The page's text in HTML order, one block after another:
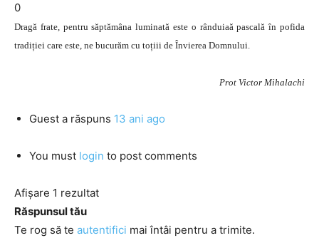
0
Dragă frate, pentru săptămâna luminată este o rânduiaă pascală în pofida
tradiției care este, ne bucurăm cu toțiii de Învierea Domnului.
Prot Victor Mihalachi
Guest a răspuns 13 ani ago
You must login to post comments
Afișare 1 rezultat
Răspunsul tău
Te rog să te autentifici mai întâi pentru a trimite.